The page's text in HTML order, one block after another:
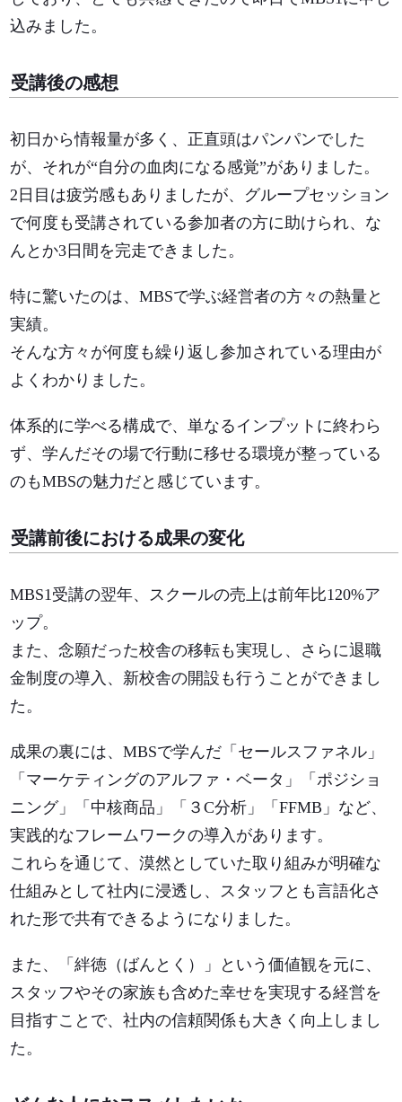
込みました。
受講後の感想
初日から情報量が多く、正直頭はパンパンでした
が、それが“自分の血肉になる感覚”がありました。
2日目は疲労感もありましたが、グループセッション
で何度も受講されている参加者の方に助けられ、な
んとか3日間を完走できました。
特に驚いたのは、MBSで学ぶ経営者の方々の熱量と
実績。
そんな方々が何度も繰り返し参加されている理由が
よくわかりました。
体系的に学べる構成で、単なるインプットに終わら
ず、学んだその場で行動に移せる環境が整っている
のもMBSの魅力だと感じています。
受講前後における成果の変化
MBS1受講の翌年、スクールの売上は前年比120%ア
ップ。
また、念願だった校舎の移転も実現し、さらに退職
金制度の導入、新校舎の開設も行うことができまし
た。
成果の裏には、MBSで学んだ「セールスファネル」
「マーケティングのアルファ・ベータ」「ポジショ
ニング」「中核商品」「３C分析」「FFMB」など、
実践的なフレームワークの導入があります。
これらを通じて、漠然としていた取り組みが明確な
仕組みとして社内に浸透し、スタッフとも言語化さ
れた形で共有できるようになりました。
また、「絆徳（ばんとく）」という価値観を元に、
スタッフやその家族も含めた幸せを実現する経営を
目指すことで、社内の信頼関係も大きく向上しまし
た。